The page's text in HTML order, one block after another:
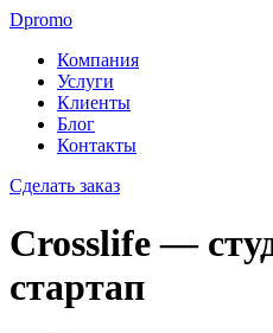
Dpromo
Компания
Услуги
Клиенты
Блог
Контакты
Сделать заказ
Crosslife —
стартап